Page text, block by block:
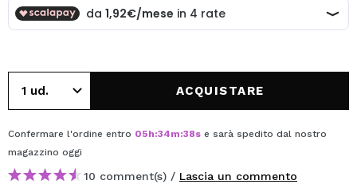
CREARE UN ACCOUNT
ACQUISTARE
Confermare l'ordine entro 05h:34m:38s e sarà spedito dal nostro
magazzino oggi
10 comment(s) / Lascia un commento